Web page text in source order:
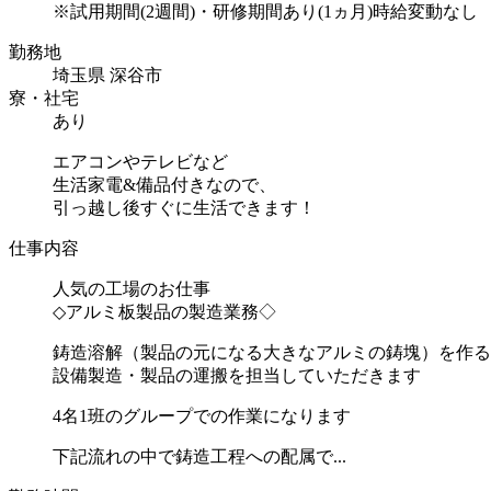
※試用期間(2週間)・研修期間あり(1ヵ月)時給変動なし
勤務地
埼玉県 深谷市
寮・社宅
あり
エアコンやテレビなど
生活家電&備品付きなので、
引っ越し後すぐに生活できます！
仕事内容
人気の工場のお仕事
◇アルミ板製品の製造業務◇
鋳造溶解（製品の元になる大きなアルミの鋳塊）を作
設備製造・製品の運搬を担当していただきます
4名1班のグループでの作業になります
下記流れの中で鋳造工程への配属で...